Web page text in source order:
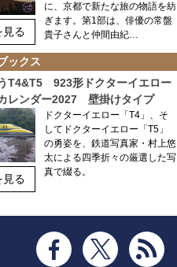
見る
に、京都で新たな旅の物語を紡
ぎます。第1部は、俳優の常盤
貴子さんと仲間由紀…
ックス
T4&T5 923形ドクターイエロー
レンダー2027 壁掛けタイプ
見る
ドクターイエロー「T4」、そ
してドクターイエロー「T5」
の勇姿を、鉄道写真家・村上悠
太による四季折々の厳選した写
真で綴る。